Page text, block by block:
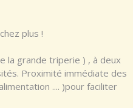
plus !
la grande triperie ) , à deux
Proximité immédiate des
.... )pour faciliter